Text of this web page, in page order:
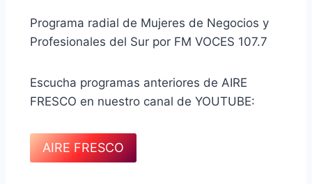
Programa radial de Mujeres de Negocios y
Profesionales del Sur por FM VOCES 107.7
Escucha programas anteriores de AIRE
FRESCO en nuestro canal de YOUTUBE:
AIRE FRESCO